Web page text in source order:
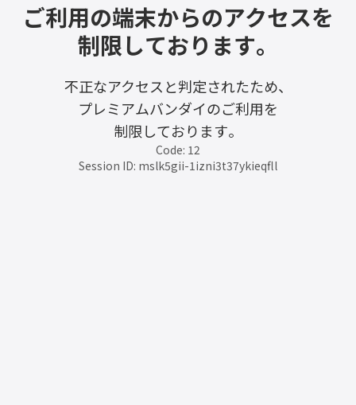
ご利用の端末からのアクセスを
制限しております。
不正なアクセスと判定されたため、
プレミアムバンダイのご利用を
制限しております。
Code: 12
Session ID: mslk5gii-1izni3t37ykieqfll